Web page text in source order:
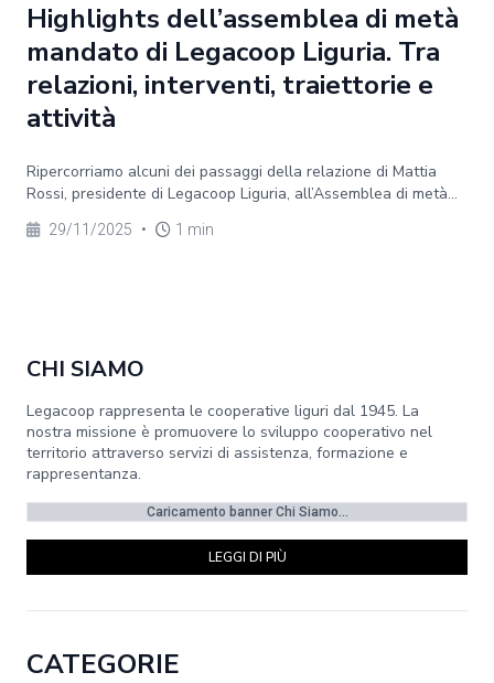
Highlights dell’assemblea di metà
mandato di Legacoop Liguria. Tra
relazioni, interventi, traiettorie e
attività
Ripercorriamo alcuni dei passaggi della relazione di Mattia
Rossi, presidente di Legacoop Liguria, all’Assemblea di metà...
29/11/2025 • 1 min
CHI SIAMO
Legacoop rappresenta le cooperative liguri dal 1945. La
nostra missione è promuovere lo sviluppo cooperativo nel
territorio attraverso servizi di assistenza, formazione e
rappresentanza.
Caricamento banner Chi Siamo...
LEGGI DI PIÙ
CATEGORIE